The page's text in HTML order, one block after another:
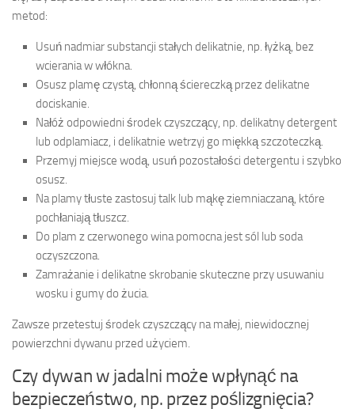
metod:
Usuń nadmiar substancji stałych delikatnie, np. łyżką, bez
wcierania w włókna.
Osusz plamę czystą, chłonną ściereczką przez delikatne
dociskanie.
Nałóż odpowiedni środek czyszczący, np. delikatny detergent
lub odplamiacz, i delikatnie wetrzyj go miękką szczoteczką.
Przemyj miejsce wodą, usuń pozostałości detergentu i szybko
osusz.
Na plamy tłuste zastosuj talk lub mąkę ziemniaczaną, które
pochłaniają tłuszcz.
Do plam z czerwonego wina pomocna jest sól lub soda
oczyszczona.
Zamrażanie i delikatne skrobanie skuteczne przy usuwaniu
wosku i gumy do żucia.
Zawsze przetestuj środek czyszczący na małej, niewidocznej
powierzchni dywanu przed użyciem.
Czy dywan w jadalni może wpłynąć na
bezpieczeństwo, np. przez poślizgnięcia?